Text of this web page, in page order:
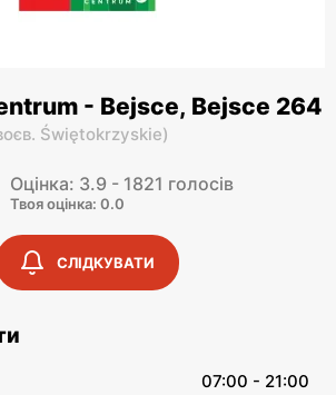
- Bejsce, Bejsce 264
Świętokrzyskie)
Оцінка: 3.9 - 1821 голосів
Твоя оцінка: 0.0
СЛІДКУВАТИ
07:00 - 21:00